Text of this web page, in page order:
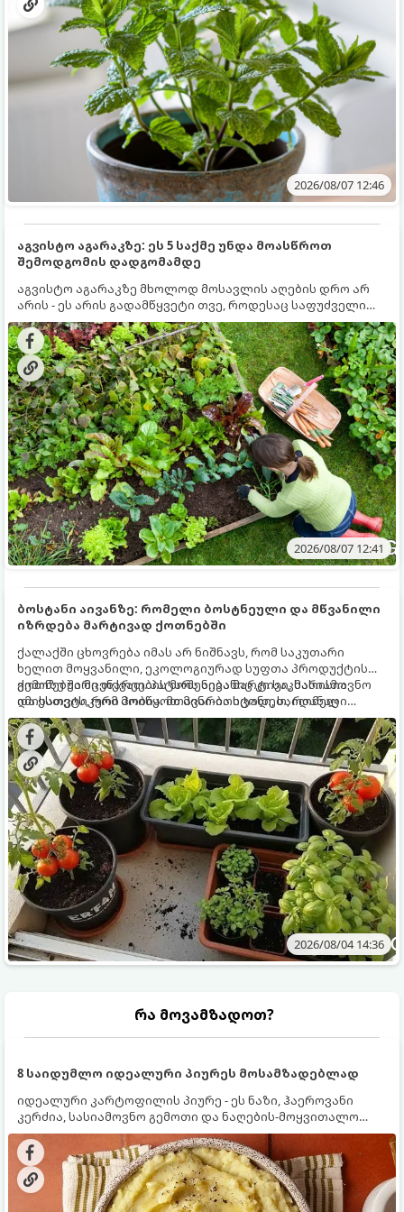
2026/08/07 12:46
აგვისტო აგარაკზე: ეს 5 საქმე უნდა მოასწროთ
შემოდგომის დადგომამდე
აგვისტო აგარაკზე მხოლოდ მოსავლის აღების დრო არ
არის - ეს არის გადამწყვეტი თვე, როდესაც საფუძველი
ეყრება მომავალი წლის მოსავალს და ბაღი მზადდება
შემოდგომა-ზამთრის სეზონისთვის. იმისათვის, რომ
ნიადაგმა ენერგია აღიდგინოს, ხოლო მცენარეებმა
ზამთარს გაუძლონ, აგვისტოს ბოლომდე 5
მნიშვნელოვანი საქმის გაკეთება უნდა მოასწროთ:
2026/08/07 12:41
ბოსტანი აივანზე: რომელი ბოსტნეული და მწვანილი
იზრდება მარტივად ქოთნებში
ქალაქში ცხოვრება იმას არ ნიშნავს, რომ საკუთარი
ხელით მოყვანილი, ეკოლოგიურად სუფთა პროდუქტის
გემოზე უარი თქვათ. პატარა აივანიც კი საკმარისია
იმისათვის, რომ მოიწყოთ მინი-ბოსტანი, საიდანაც
ყოველდღიურად ახალ, არომატულ მწვანილსა და
ბოსტნეულს მოკრეფთ.
ქოთნებში მცენარეების მოშენება მარტივი, სასიამოვნო
და ესთეტიკური ჰობია. მთავარია იცოდეთ, რომელი
კულტურები ეგუებიან ქოთნის პირობებს ყველაზე კარგად
და როგორ მოუაროთ მათ სწორად.
2026/08/04 14:36
რა მოვამზადოთ?
8 საიდუმლო იდეალური პიურეს მოსამზადებლად
იდეალური კარტოფილის პიურე - ეს ნაზი, ჰაეროვანი
კერძია, სასიამოვნო გემოთი და ნაღების-მოყვითალო
ფერით. მისი მომზადება ძალიან მარტივია, მაგრამ
არსებობს რამდენიმე საიდუმლო, რომლებიც უნდა
იცოდეთ, რომ პიურე იდეალურად გემრიელი გამოვიდეს.